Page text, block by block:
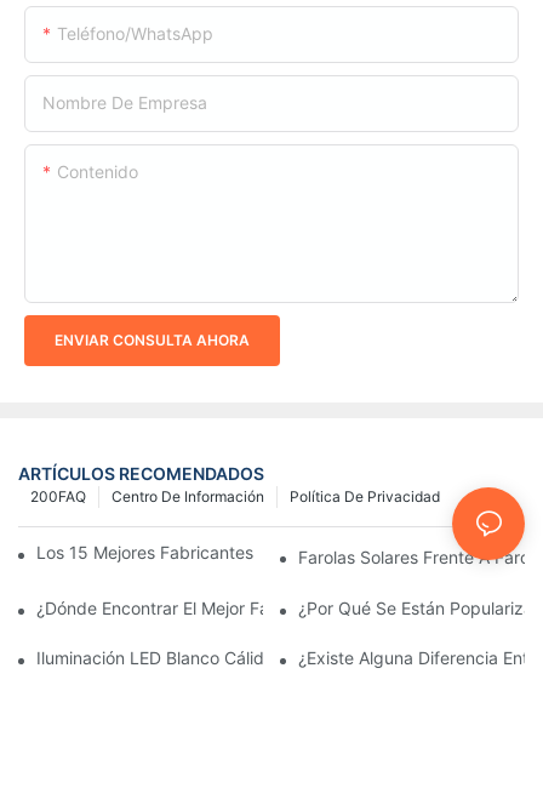
Teléfono/WhatsApp
Nombre De Empresa
Contenido
ENVIAR CONSULTA AHORA
ARTÍCULOS RECOMENDADOS
Política De Privacidad
Centro De Información
200FAQ
Los 15 Mejores Fabricantes De Farolas Solares Del Mundo
Farolas Solares Frente A
¿Dónde Encontrar El Mejor Fabricante De Farolas Solares?
¿Por Qué Se Están
Iluminación LED Blanco Cálido Vs. Blanco Suave
¿Existe Alguna Diferencia